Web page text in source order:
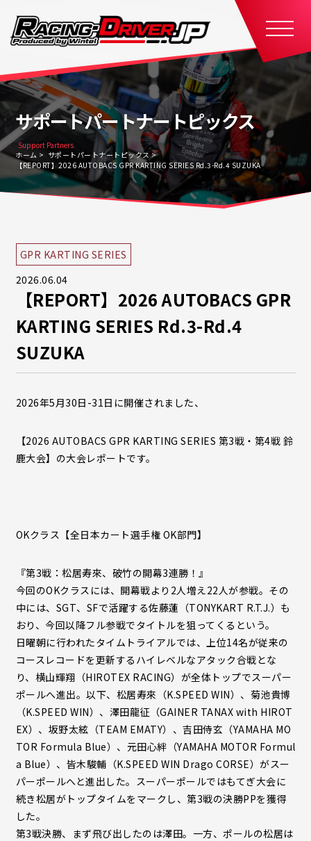
サポートパートナートピックス
Support Partners
ホーム
サポートパートナートピックス
【REPORT】2026 AUTOBACS GPR KARTING SERIES Rd.3-Rd.4 SUZUKA
GPR KARTING SERIES
2026.06.04
【REPORT】2026 AUTOBACS GPR
KARTING SERIES Rd.3-Rd.4
SUZUKA
2026年5月30日-31日に開催されました、
【2026 AUTOBACS GPR KARTING SERIES 第3戦・第4戦 鈴
鹿大会】の大会レポートです。
OKクラス【全日本カート選手権 OK部門】
『第3戦：松居寿來、破竹の開幕3連勝！』
今回のOKクラスには、開幕戦より2人増え22人が参戦。その
中には、SGT、SFで活躍する佐藤蓮（TONYKART R.T.J.）も
おり、今回以降フル参戦でタイトルを狙ってくるという。
日曜朝に行われたタイムトライアルでは、上位14名が従来の
コースレコードを更新するハイレベルなアタック合戦とな
り、横山輝翔（HIROTEX RACING）が全体トップでスーパー
ポールへ進出。以下、松居寿來（K.SPEED WIN）、菊池貴博
（K.SPEED WIN）、澤田龍征（GAINER TANAX with HIROT
EX）、坂野太絃（TEAM EMATY）、吉田侍玄（YAMAHA MO
TOR Formula Blue）、元田心絆（YAMAHA MOTOR Formul
a Blue）、皆木駿輔（K.SPEED WIN Drago CORSE）がスー
パーポールへと進出した。スーパーポールではもてぎ大会に
続き松居がトップタイムをマークし、第3戦の決勝PPを獲得
した。
第3戦決勝、まず飛び出したのは澤田。一方、ポールの松居は